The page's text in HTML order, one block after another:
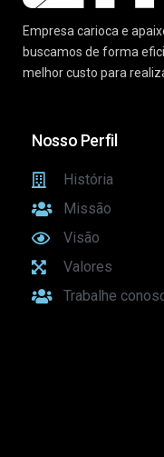
Empresa carioca e
buscamos de forma
melhor custo para
Nosso Perfil
História
Missão
Visão
Valores
Trabalhe